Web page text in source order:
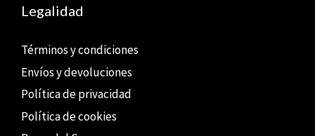
Legalidad
Términos y condiciones
Envíos y devoluciones
Política de privacidad
Política de cookies